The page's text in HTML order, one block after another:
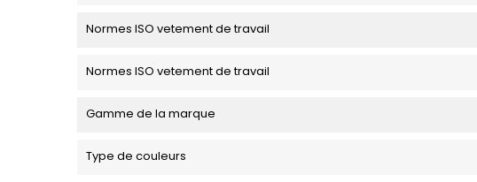
Normes ISO vetement de travail
Normes ISO vetement de travail
Gamme de la marque
Type de couleurs